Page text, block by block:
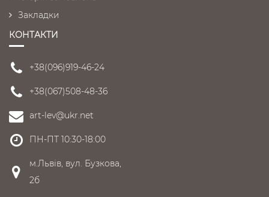
Закладки
КОНТАКТИ
+38(096)919-46-24
+38(067)508-48-36
art-lev@ukr.net
ПН-ПТ 10:30-18:00
м.Львів, вул. Бузкова,
2б